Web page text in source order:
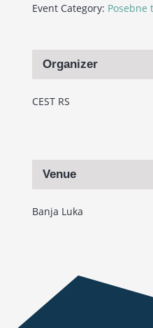
Event Category: Posebne
Organizer
CEST RS
Venue
Banja Luka